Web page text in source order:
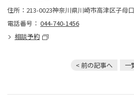
住所：213-0023神奈川県川崎市高津区子母
電話番号： 044-740-1456
相談予約
< 前の記事へ 一